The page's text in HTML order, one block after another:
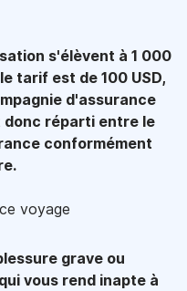
s'élèvent à 1 000
tarif est de 100 USD,
d'assurance
donc réparti entre le
conformément
voyage
grave ou
vous rend inapte à